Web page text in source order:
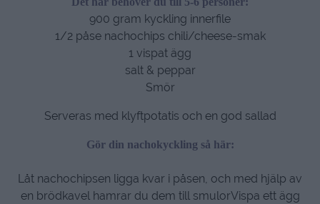
900 gram kyckling innerfile
1/2 påse nachochips chili/cheese-smak
1 vispat ägg
salt & peppar
Smör
Serveras med klyftpotatis och en god sallad
Gör din nachokyckling så här:
Låt nachochipsen ligga kvar i påsen, och med hjälp av
en brödkavel hamrar du dem till smulorVispa ett ägg